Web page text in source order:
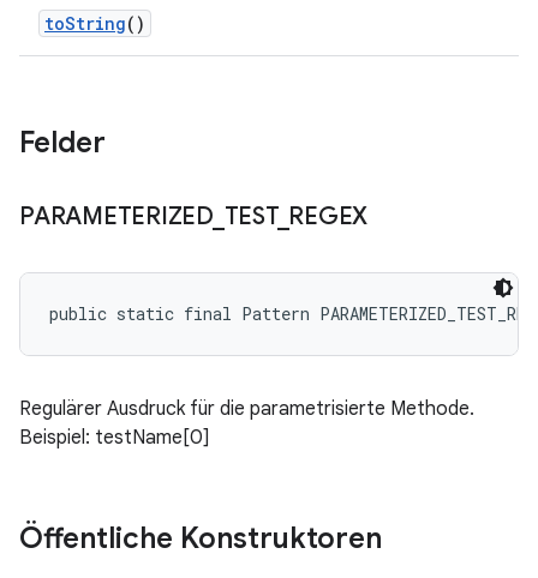
toString()
Felder
PARAMETERIZED_ TEST_ REGEX
public static final Pattern
Regulärer Ausdruck für die parametrisierte Methode.
Beispiel: testName[0]
Öffentliche Konstruktoren